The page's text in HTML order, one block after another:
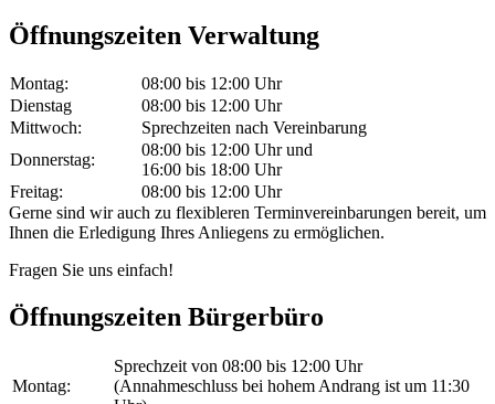
Öffnungszeiten Verwaltung
Montag:
08:00 bis 12:00 Uhr
Dienstag
08:00 bis 12:00 Uhr
Mittwoch:
Sprechzeiten nach Vereinbarung
Donnerstag:
08:00 bis 12:00 Uhr und
16:00 bis 18:00 Uhr
Freitag:
08:00 bis 12:00 Uhr
Gerne sind wir auch zu flexibleren Terminvereinbarungen bereit, um
Ihnen die Erledigung Ihres Anliegens zu ermöglichen.
Fragen Sie uns einfach!
Öffnungszeiten Bürgerbüro
Montag:
Sprechzeit von 08:00 bis 12:00 Uhr
(Annahmeschluss bei hohem Andrang ist um 11:30